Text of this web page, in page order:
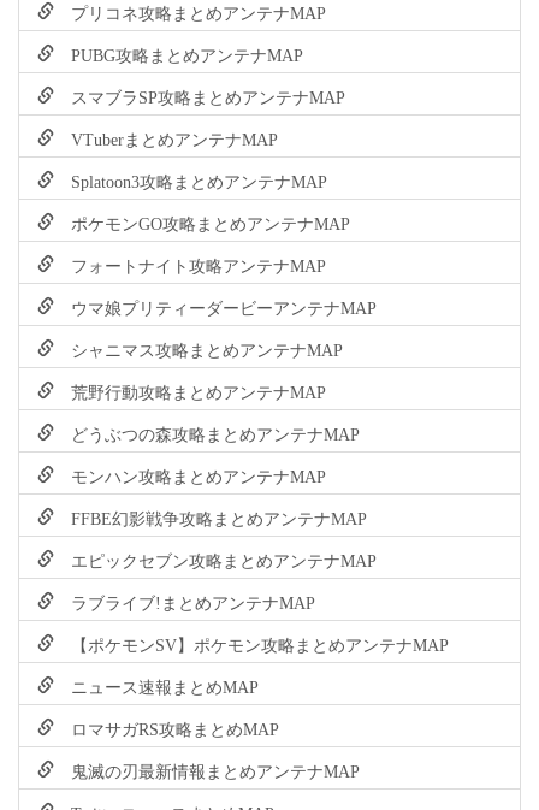
プリコネ攻略まとめアンテナMAP
PUBG攻略まとめアンテナMAP
スマブラSP攻略まとめアンテナMAP
VTuberまとめアンテナMAP
Splatoon3攻略まとめアンテナMAP
ポケモンGO攻略まとめアンテナMAP
フォートナイト攻略アンテナMAP
ウマ娘プリティーダービーアンテナMAP
シャニマス攻略まとめアンテナMAP
荒野行動攻略まとめアンテナMAP
どうぶつの森攻略まとめアンテナMAP
モンハン攻略まとめアンテナMAP
FFBE幻影戦争攻略まとめアンテナMAP
エピックセブン攻略まとめアンテナMAP
ラブライブ!まとめアンテナMAP
【ポケモンSV】ポケモン攻略まとめアンテナMAP
ニュース速報まとめMAP
ロマサガRS攻略まとめMAP
鬼滅の刃最新情報まとめアンテナMAP